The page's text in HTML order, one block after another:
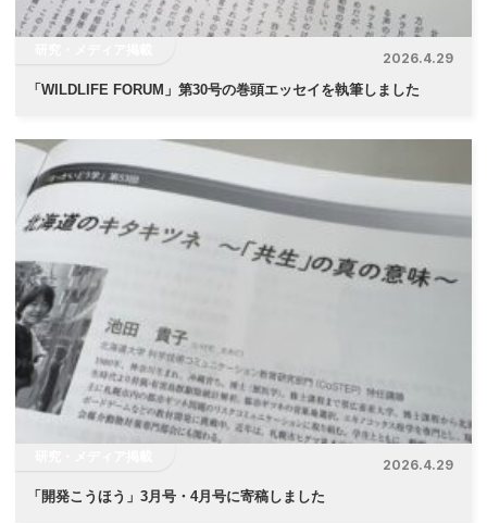
2026.4.29
「 WILDLIFE FORUM」第30号の巻頭エッセイを執筆しました
2026.4.29
「 開発こうほう」3月号・4月号に寄稿しました